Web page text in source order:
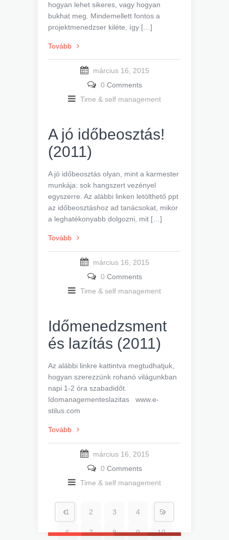
hogyan lehet sikeres, vagy hogyan
bukhat meg. Mindemellett fontos a
projektmenedzser kiléte, így […]
Tovább
március 16, 2015
0 Comments
Time & self management
A jó időbeosztás!
(2011)
A jó időbeosztás olyan, mint a karmester
munkája: sok hangszert vezényel
egyszerre. Az alábbi linken letölthető ppt
az időbeosztáshoz ad tanácsokat, mikor
a leghatékonyabb dolgozni, mit […]
Tovább
március 16, 2015
0 Comments
Time & self management
Időmenedzsment
és lazítás (2011)
Az alábbi linkre kattintva megtudhatjuk,
hogyan szerezzünk rohanó világunkban
napi 1-2 óra szabadidőt.
Idomanagementeslazitas www.e-
stilus.com
Tovább
március 16, 2015
0 Comments
Time & self management
1 2 3 4 5
6 7 8 9 10